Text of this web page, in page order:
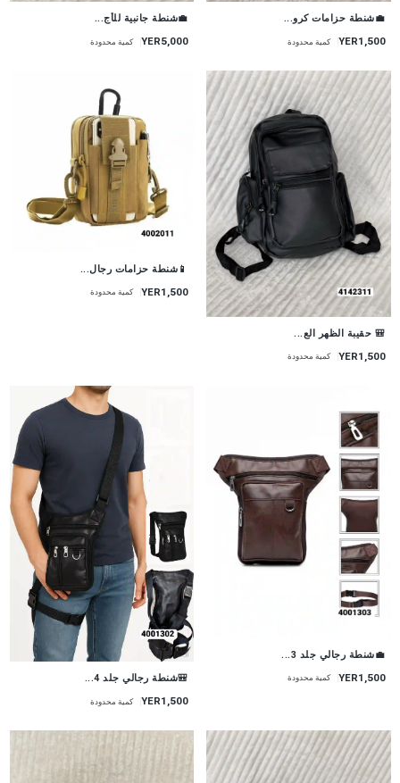
💼شنطة حزامات كرو...
YER1,500 كمية محدودة
💼شنطة جانبية للأج...
YER5,000 كمية محدودة
🎒 حقيبة الظهر الع...
YER1,500 كمية محدودة
📱شنطة حزامات رجال...
YER1,500 كمية محدودة
💼شنطة رجالي جلد 3...
YER1,500 كمية محدودة 🎒شنطة رجالي جلد 4...
YER1,500 كمية محدودة